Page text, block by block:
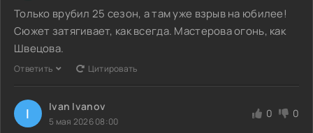
Только врубил 25 сезон, а там уже взрыв на юбилее!
Сюжет затягивает, как всегда. Мастерова огонь, как
Швецова.
Ответить Цитировать
I Ivan Ivanov
5 мая 2026 08:00
0 0